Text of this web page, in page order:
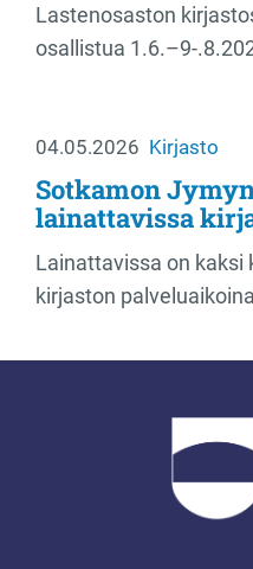
Lastenosaston
osallistua 1.6.–9-
04.05.2026 Kirjasto
Sotkamon
lainattavissa
Lainattavissa on kaksi
kirjaston